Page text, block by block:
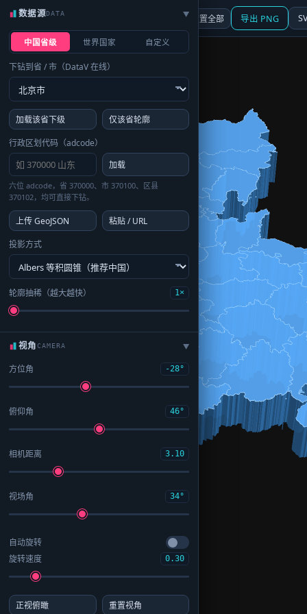
☰ 面板 地图 重置全部 导出 PNG
数据源DATA ▶
中国省级 世界国家 自定义
下钻到省 / 市（DataV 在线）
加载该省下级
仅该省轮廓
行政区划代码（adcode）
加载
六位 adcode，省 370000、市 370100、区县
370102，均可直接下钻。
上传 GeoJSON
粘贴 / URL
投影方式
轮廓抽稀（越大越快） 1×
视角CAMERA ▶
方位角 -28°
俯仰角 46°
相机距离 3.10
视场角 34°
自动旋转
旋转速度
0.30
正视俯瞰 重置视角